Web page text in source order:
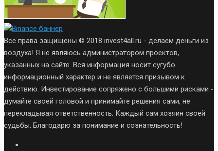
Все права защищены © 2018 invest4all.ru - делаем деньги из
воздуха! Я не являюсь администратором проектов,
указанных на сайте. Вся информация носит сугубо
информационный характер и не является призывом к
действию. Инвестирование сопряжено с большими рисками -
думайте своей головой и принимайте решения сами, не
перекладывая ответственность. Каждый сам хозяин своей
судьбы. Благодарю за понимание и сознательность!